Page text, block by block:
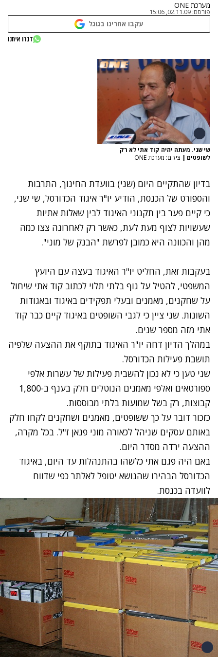
מערכת ONE
פורסם: 02.11.09, 15:06
עקבו אחרינו בגוגל
דברו איתנו
שי שני. מעתה יהיה קוד אתי לא רק
לשופטים | צילום: מערכת ONE
בדיון שהתקיים היום (שני) בוועדת החינוך, התרבות
והספורט של הכנסת, הודיע יו"ר איגוד הכדורסל, שי שני,
כי קיים פער בין תקנוני האיגוד לבין שאלות אתיות
שעשויות לצוף מעת לעת, כאשר רק לאחרונה צצו כמה
מהן והכוונה היא כמובן לפרשת "הבנק של מוני".
בעקבות זאת, החליט יו"ר האיגוד בעצה עם היועץ
המשפטי, להטיל על גוף בלתי תלוי לכתוב קוד אתי שיחול
על שחקנים, מאמנים ובעלי תפקידים באיגוד ובאגודות
השונות. שני ציין כי לגבי השופטים באיגוד קיים כבר קוד
אתי מזה מספר שנים.
במהלך הדיון דחה יו"ר האיגוד בתוקף את ההצעה שלפיה
תושבת פעילות הכדורסל.
שני טען כי לא נכון להשבית פעילות של עשרות אלפי
ספורטאים ואלפי מאמנים הנוטלים חלק בענף ב-1,800
קבוצות, רק בשל שמועות בלתי מבוססות.
כזכור דובר על כך ששופטים, מאמנים ושחקנים לקחו חלק
באותם עסקים שניהל לכאורה מוני פנאן ז"ל. בכל מקרה,
ההצעה ירדה מסדר היום.
באם היה פגם אתי כלשהו בהתנהלות עד היום, באיגוד
הכדורסל הבהירו שהנושא יטופל לאלתר כפי שדווח
לוועדה בכנסת.